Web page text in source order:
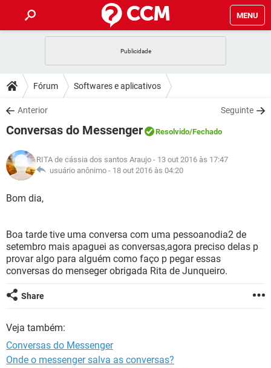
MENU
CELULAR FACEBOOK
OUTLOOK
INSTAGRAM GMAIL
GUIA DE COMPRAS
DICAS
JOGOS WHATSAPP
INSTAGRAM GMAIL
GUIA DE COMPRAS
DOWNLOADS
JOGOS WHATSAPP
CELULAR
OUTLOOK EXCEL
INSTAGRAM
JOGOS WHATSAPP
CELULAR
OUTLOOK
GUIA DE COMPRAS
GLOSSÁRIO
JOGOS
OUTLOOK EXCEL
INSTAGRAM
GUIA DE COMPRAS
Fórum Softwares e aplicativos
Anterior Seguinte
Conversas do Messenger Resolvido/Fechado
RITA de cássia dos santos Araujo - 13 out 2016 às 17:47
usuário anônimo - 18 out 2016 às 04:20
Bom dia,
Boa tarde tive uma conversa com uma pessoanodia2 de
setembro mais apaguei as conversas,agora preciso delas p
provar algo para alguém como faço p pegar essas
conversas do menseger obrigada Rita de Junqueiro.
Share
Veja também:
Conversas do Messenger
Onde o messenger salva as conversas?